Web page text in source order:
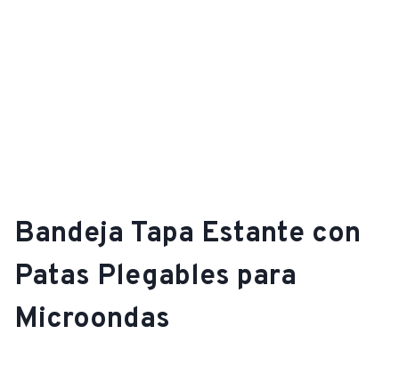
Bandeja Tapa Estante con
Patas Plegables para
Microondas